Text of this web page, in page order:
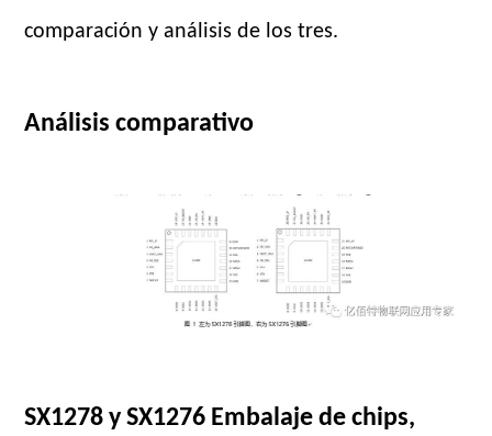
comparación y análisis de los tres.
Análisis comparativo
SX1278 y SX1276 Embalaje de chips,